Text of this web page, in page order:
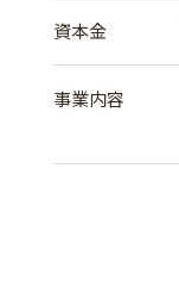
資本金
事業内容